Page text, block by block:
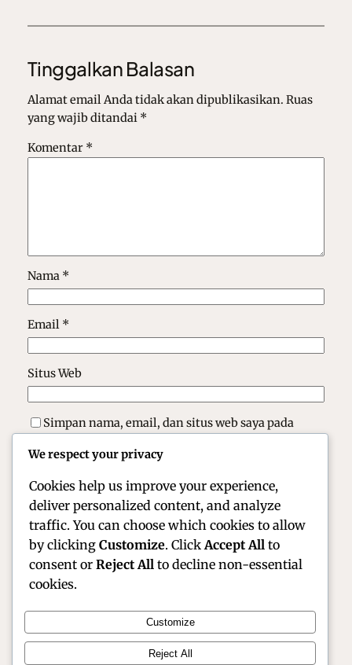
Tinggalkan Balasan
Alamat email Anda tidak akan dipublikasikan. Ruas
yang wajib ditandai *
Komentar *
Nama *
Email *
Situs Web
Simpan nama, email, dan situs web saya pada
Official Site of Christian Montanari | Racer &
We respect your privacy
Cookies help us improve your experience,
deliver personalized content, and analyze
traffic. You can choose which cookies to allow
by clicking Customize. Click Accept All to
consent or Reject All to decline non-essential
cookies.
Customize
Reject All